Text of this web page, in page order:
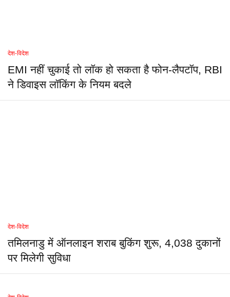
देश-विदेश
EMI नहीं चुकाई तो लॉक हो सकता है फोन-लैपटॉप, RBI
ने डिवाइस लॉकिंग के नियम बदले
देश-विदेश
तमिलनाडु में ऑनलाइन शराब बुकिंग शुरू, 4,038 दुकानों
पर मिलेगी सुविधा